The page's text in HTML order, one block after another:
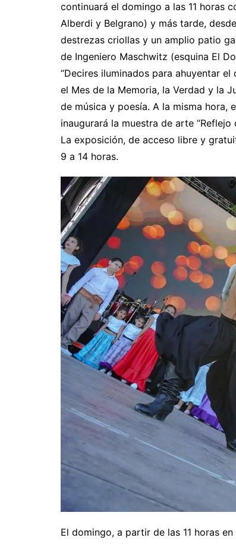
continuará el domingo a las 11 horas
Alberdi y Belgrano) y más tarde,
destrezas criollas y un amplio patio
de Ingeniero Maschwitz (esquina El
“Decires iluminados para ahuyentar
el Mes de la Memoria, la Verdad y la
de música y poesía. A la misma hora,
inaugurará la muestra de arte
La exposición, de acceso libre y
9 a 14 horas.
El domingo, a partir de las 11 horas